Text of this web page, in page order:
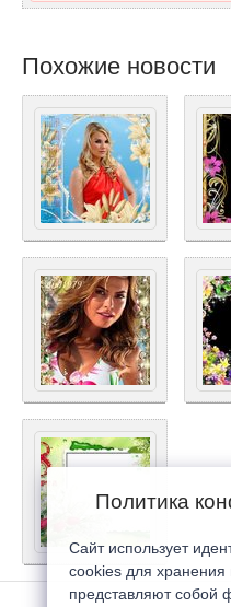
Похожие новости
Политика
Сайт использует
cookies для
представляют собой